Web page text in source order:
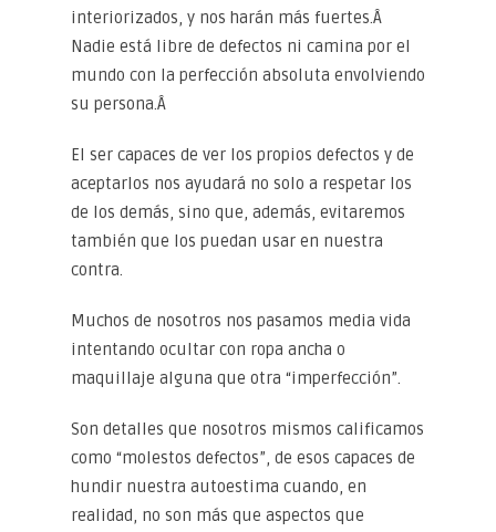
interiorizados, y nos harán más fuertes.Â
Nadie está libre de defectos ni camina por el
mundo con la perfección absoluta envolviendo
su persona.Â
El ser capaces de ver los propios defectos y de
aceptarlos nos ayudará no solo a respetar los
de los demás, sino que, además, evitaremos
también que los puedan usar en nuestra
contra.
Muchos de nosotros nos pasamos media vida
intentando ocultar con ropa ancha o
maquillaje alguna que otra “imperfección”.
Son detalles que nosotros mismos calificamos
como “molestos defectos”, de esos capaces de
hundir nuestra autoestima cuando, en
realidad, no son más que aspectos que